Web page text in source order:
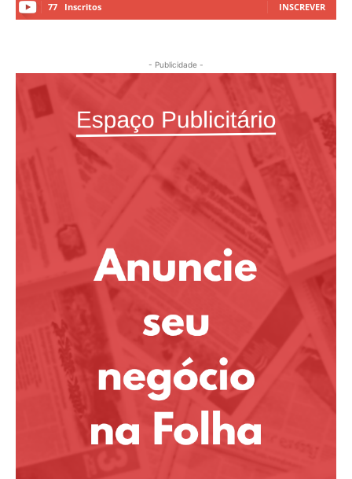
77 Inscritos INSCREVER
- Publicidade -